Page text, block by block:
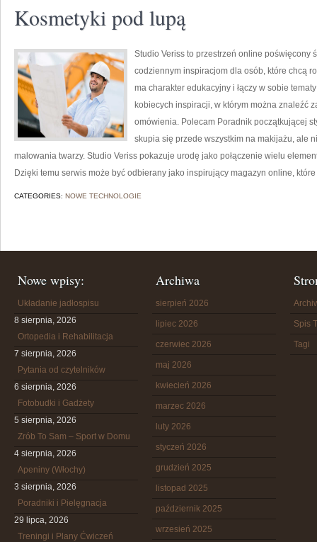
Kosmetyki pod lupą
Studio Veriss to przestrzeń online poświęcony
codziennym inspiracjom dla osób, które chcą
ma charakter edukacyjny i łączy w sobie
kobiecych inspiracji, w którym można znaleźć
omówienia. Polecam Poradnik początkującej
skupia się przede wszystkim na makijażu, ale
malowania twarzy. Studio Veriss pokazuje urodę jako połączenie wielu
Dzięki temu serwis może być odbierany jako inspirujący magazyn online,
CATEGORIES: NOWE TECHNOLOGIE
Nowe wpisy:
Układanie jadłospisu
8 sierpnia, 2026
Ortopedia i Rehabilitacja
7 sierpnia, 2026
Pytania od czytelników
6 sierpnia, 2026
Fotobudki i Gadżety
5 sierpnia, 2026
Zrób To Sam – Sport w Domu
4 sierpnia, 2026
Apeniny (Włochy)
3 sierpnia, 2026
Poradniki i Pielęgnacja
29 lipca, 2026
Treningi i Plany Ćwiczeń
Archiwa
sierpień 2026
lipiec 2026
czerwiec 2026
maj 2026
kwiecień 2026
marzec 2026
luty 2026
styczeń 2026
grudzień 2025
listopad 2025
październik 2025
wrzesień 2025
Spis
Tagi